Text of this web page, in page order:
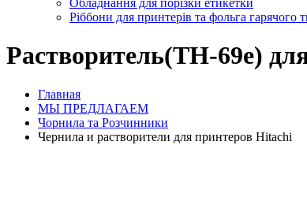
Обладнання для порізки етикетки
Ріббони для принтерів та фольга гарячого
Растворитель(TH-69e)
Главная
МЫ ПРЕДЛАГАЕМ
Чорнила та Розчинники
Чернила и растворители для принтеров Hitachi